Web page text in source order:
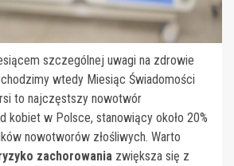
szczególnej uwagi na zdrowie
wtedy Miesiąc Świadomości
to najczęstszy nowotwór
kobiet w Polsce, stanowiący około 20%
nowotworów złośliwych. Warto
zachorowania zwiększa się z